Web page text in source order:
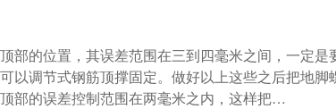
部的位置，其误差范围在三到四毫米之间，一定是
以调节式钢筋顶撑固定。做好以上这些之后把地脚
部的误差控制范围在两毫米之内，这样把…